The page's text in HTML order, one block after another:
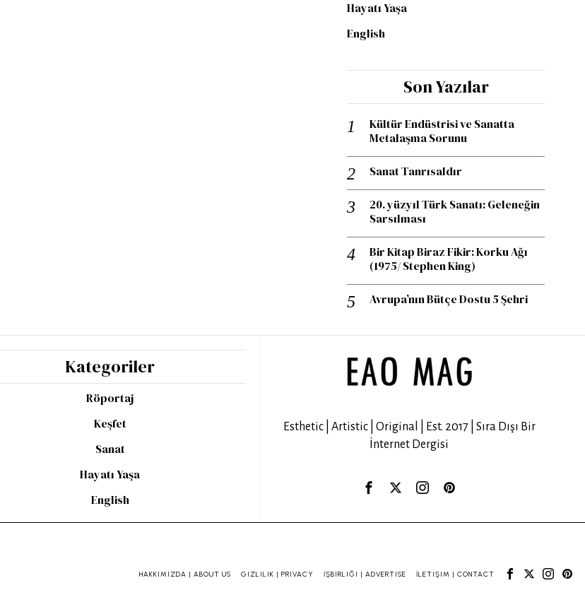
Hayatı Yaşa
English
Son Yazılar
Kültür Endüstrisi ve Sanatta
Metalaşma Sorunu
Sanat Tanrısaldır
20. yüzyıl Türk Sanatı: Geleneğin
Sarsılması
Bir Kitap Biraz Fikir: Korku Ağı
(1975/ Stephen King)
Avrupa’nın Bütçe Dostu 5 Şehri
Kategoriler
Röportaj
Keşfet
Sanat
Hayatı Yaşa
English
Esthetic | Artistic | Original | Est. 2017 | Sıra Dışı Bir
İnternet Dergisi
HAKKIMIZDA | ABOUT US GIZLILIK | PRIVACY İŞBIRLIĞI | ADVERTISE İLETIŞIM | CONTACT